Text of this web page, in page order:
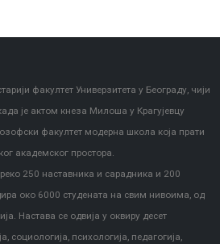
факултет Универзитета у Београду, чији
је актом кнеза Милоша у Крагујевцу
факултет модерна школа која прати
академског простора.
250 наставника и сарадника и 200
око 6000 студената на свим нивоима, од
Настава се одвија у оквиру десет
социологија, психологија, педагогија,